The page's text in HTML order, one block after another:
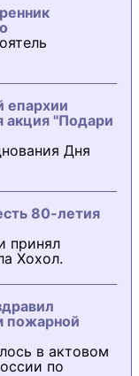
епархии
акция "Подари
Дня
80-летия
принял
Хохол.
пожарной
в актовом
по